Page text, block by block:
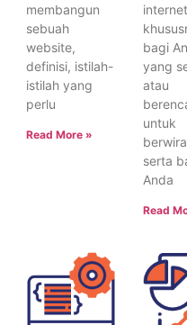
membangun
sebuah
website,
definisi, istilah-
istilah yang
perlu
Read More »
bagi
yang
atau
untuk
serta
Anda
Read